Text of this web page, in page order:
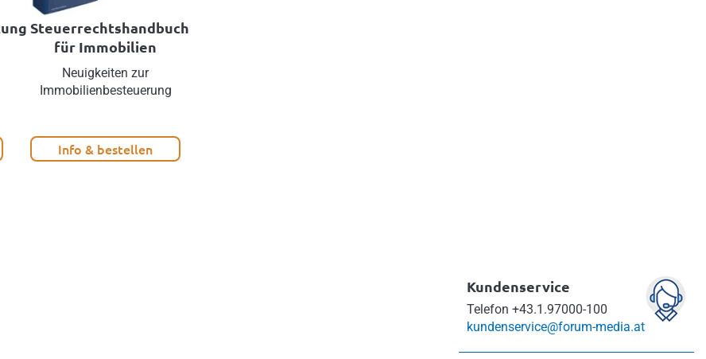
Steuerrechtshandbuch
für Immobilien
Neuigkeiten zur
Immobilienbesteuerung
Info & bestellen
Kundenservice
Telefon +43.1.97000-100
kundenservice@forum-media.at